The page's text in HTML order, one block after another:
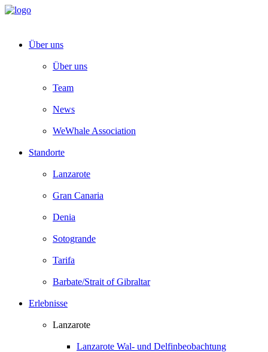
Über uns
Über uns
Team
News
WeWhale Association
Standorte
Lanzarote
Gran Canaria
Denia
Sotogrande
Tarifa
Barbate/Strait of Gibraltar
Erlebnisse
Lanzarote
Lanzarote Wal- und Delfinbeobachtung